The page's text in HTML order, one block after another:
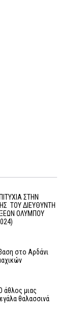
ΣΤΗΝ
ΤΟΥ ΔΙΕΥΘΥΝΤΗ
ΟΛΥΜΠΟΥ
στο Αρδάνι
άθλος μιας
θαλασσινά